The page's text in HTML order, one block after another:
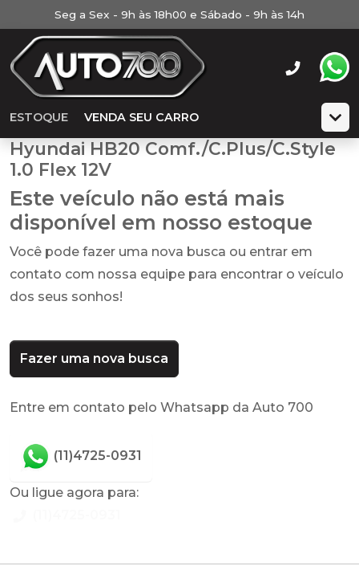
Seg a Sex - 9h às 18h00 e Sábado - 9h às 14h
ESTOQUE VENDA SEU CARRO
Hyundai HB20 Comf./C.Plus/C.Style
1.0 Flex 12V
Este veículo não está mais
disponível em nosso estoque
Você pode fazer uma nova busca ou entrar em
contato com nossa equipe para encontrar o veículo
dos seus sonhos!
Fazer uma nova busca
Entre em contato pelo Whatsapp da Auto 700
(11)4725-0931
Ou ligue agora para: